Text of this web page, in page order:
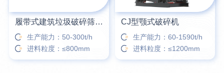
履带式建筑垃圾破碎筛分站
生产能力：50-300t/h
进料粒度：≤800mm
CJ型颚式破碎机
生产能力：60-1590t/h
进料粒度：≤1200mm